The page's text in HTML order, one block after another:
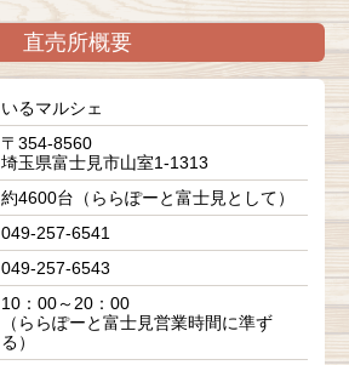
直売所概要
いるマルシェ
〒354-8560
埼玉県富士見市山室1-1313
約4600台（ららぽーと富士見として）
049-257-6541
049-257-6543
10：00～20：00
（ららぽーと富士見営業時間に準ず
る）